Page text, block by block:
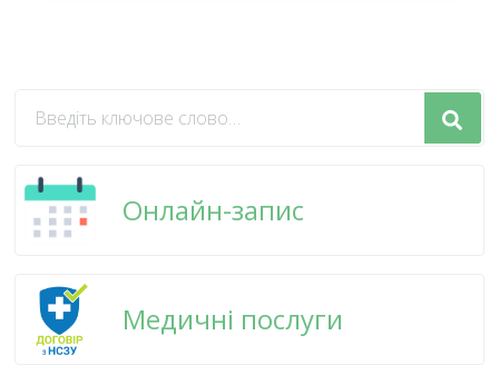
щось?
Онлайн-запис
Медичні послуги